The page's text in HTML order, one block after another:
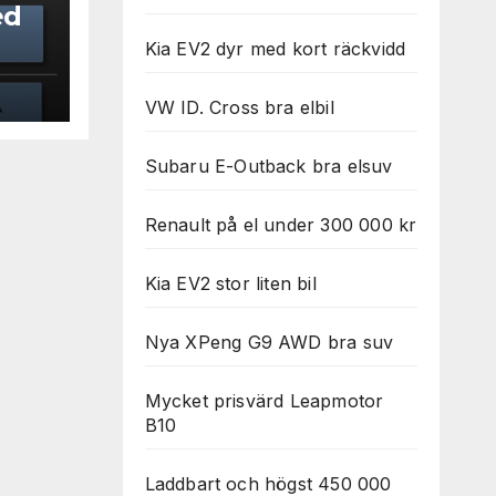
Kia EV2 dyr med kort räckvidd
VW ID. Cross bra elbil
Subaru E-Outback bra elsuv
Renault på el under 300 000 kr
Kia EV2 stor liten bil
Nya XPeng G9 AWD bra suv
Mycket prisvärd Leapmotor
B10
Laddbart och högst 450 000